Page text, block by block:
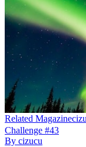
Related Magazine
Challenge #43
By cizucu